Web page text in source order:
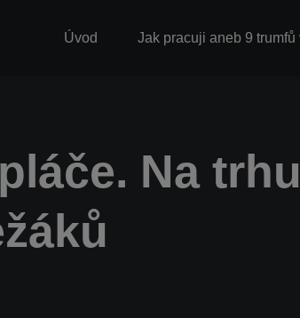
Úvod Jak pracuji aneb 9 trumfů
Na